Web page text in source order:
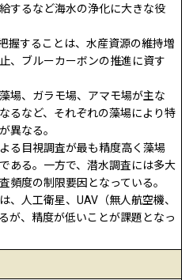
するなど海水の浄化に大きな役
握することは、水産資源の維持増
、ブルーカーボンの推進に資す
場、ガラモ場、アマモ場が主な
るなど、それぞれの藻場により特
異なる。
る目視調査が最も精度高く藻場
ある。一方で、潜水調査には多大
頻度の制限要因となっている。
、人工衛星、UAV（無人航空機、
が、精度が低いことが課題となっ